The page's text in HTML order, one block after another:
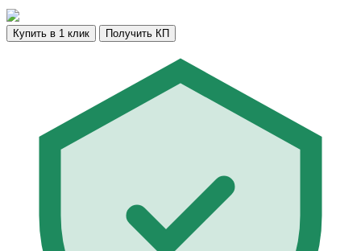
Купить в 1 клик Получить КП